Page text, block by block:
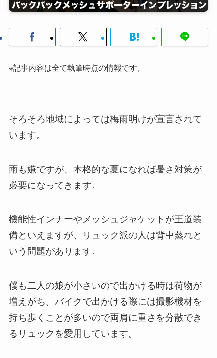
※記事内容は全て執筆時点の情報です。
そろそろ地域によっては梅雨明けが宣言されて
います。
雨も嫌ですが、本格的な夏になれば暑さ対策が
必要になってきます。
機能性インナーやメッシュジャケットが王道装
備といえますが、リュック派の人は背中蒸れと
いう問題があります。
僕も二人の娘が小さいので出かける時は荷物が
増えがち、バイクで出かける際には撮影機材を
持ち歩くことが多いので両肩に重さを分散でき
るリュックを愛用しています。